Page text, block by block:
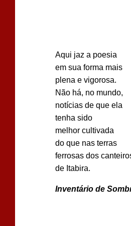
Aqui jaz a poesia
em sua forma mais
plena e vigorosa.
Não há, no mundo,
notícias de que ela
tenha sido
melhor cultivada
do que nas terras
ferrosas dos
de Itabira.
Inventário de